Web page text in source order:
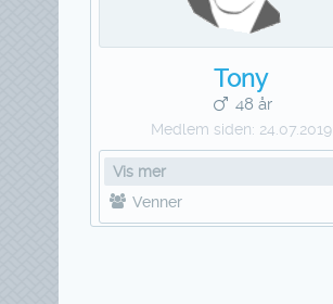
Tony
48 år
Medlem siden: 24.07.2019
Vis mer
Venner